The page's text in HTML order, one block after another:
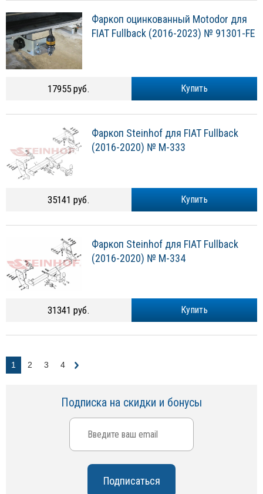
Фаркоп оцинкованный Motodor для
FIAT Fullback (2016-2023) № 91301-FE
Купить
17955 руб.
Фаркоп Steinhof для FIAT Fullback
(2016-2020) № M-333
Купить
35141 руб.
Фаркоп Steinhof для FIAT Fullback
(2016-2020) № M-334
Купить
31341 руб.
1 2 3 4
Подписка на скидки и бонусы